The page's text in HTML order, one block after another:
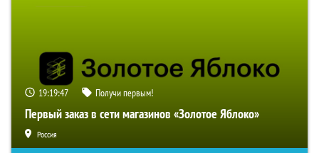
19:19:46 Получи первым!
Первый заказ в сети магазинов «Золотое Яблоко»
Россия